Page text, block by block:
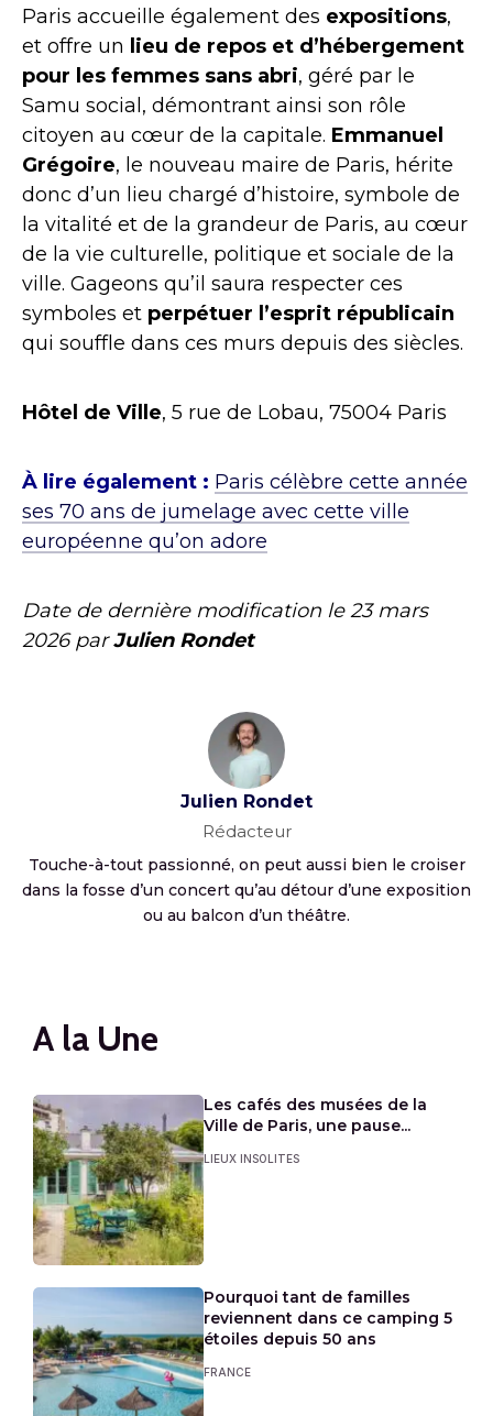
Paris accueille également des expositions,
et offre un lieu de repos et d’hébergement
pour les femmes sans abri, géré par le
Samu social, démontrant ainsi son rôle
citoyen au cœur de la capitale. Emmanuel
Grégoire, le nouveau maire de Paris, hérite
donc d’un lieu chargé d’histoire, symbole de
la vitalité et de la grandeur de Paris, au cœur
de la vie culturelle, politique et sociale de la
ville. Gageons qu’il saura respecter ces
symboles et perpétuer l’esprit républicain
qui souffle dans ces murs depuis des siècles.
Hôtel de Ville, 5 rue de Lobau, 75004 Paris
À lire également : Paris célèbre cette année
ses 70 ans de jumelage avec cette ville
européenne qu’on adore
Date de dernière modification le23 mars
2026parJulien Rondet
Julien Rondet
Rédacteur
Touche-à-tout passionné, on peut aussi bien le croiser
dans la fosse d’un concert qu’au détour d’une exposition
ou au balcon d’un théâtre.
A la Une
Les cafés des musées de la
Ville de Paris, une pause...
LIEUX INSOLITES
Pourquoi tant de familles
reviennent dans ce camping 5
étoiles depuis 50 ans
FRANCE